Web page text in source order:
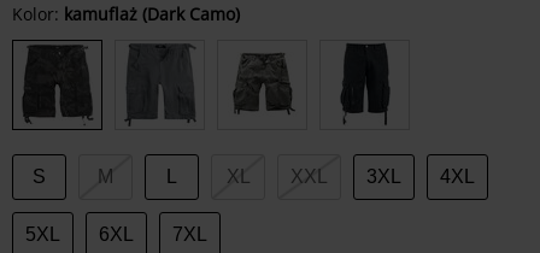
Wybierz
swój
rozmiar
Kolor: kamuflaż (Dark Camo)
S M XL XXL 3XL 4XL
5XL 6XL 7XL